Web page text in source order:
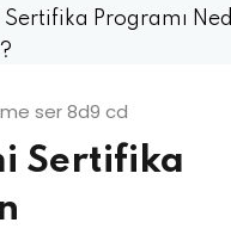
Programı
ser 8d9 cd
Sertifika